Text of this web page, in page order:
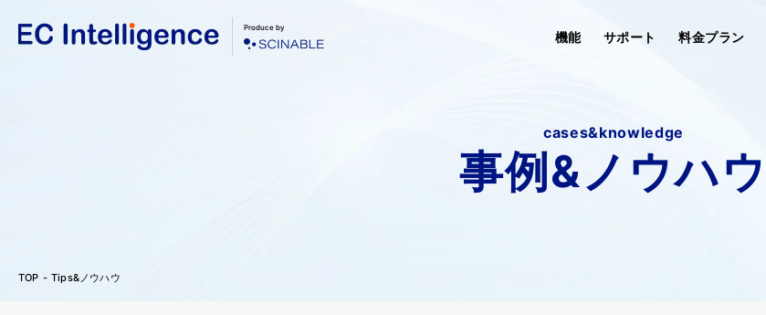
Produce by
機能 サポート 料金プラン
cases&knowledge
事例&ノウハウ
TOP Tips&ノウハウ